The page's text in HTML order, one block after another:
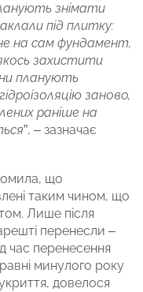
знімати
під плитку:
на сам фундамент,
захистити
планують
заново,
раніше на
”, – зазначає
що
таким чином, що
Лише після
перенесли –
час перенесення
минулого року
довелося